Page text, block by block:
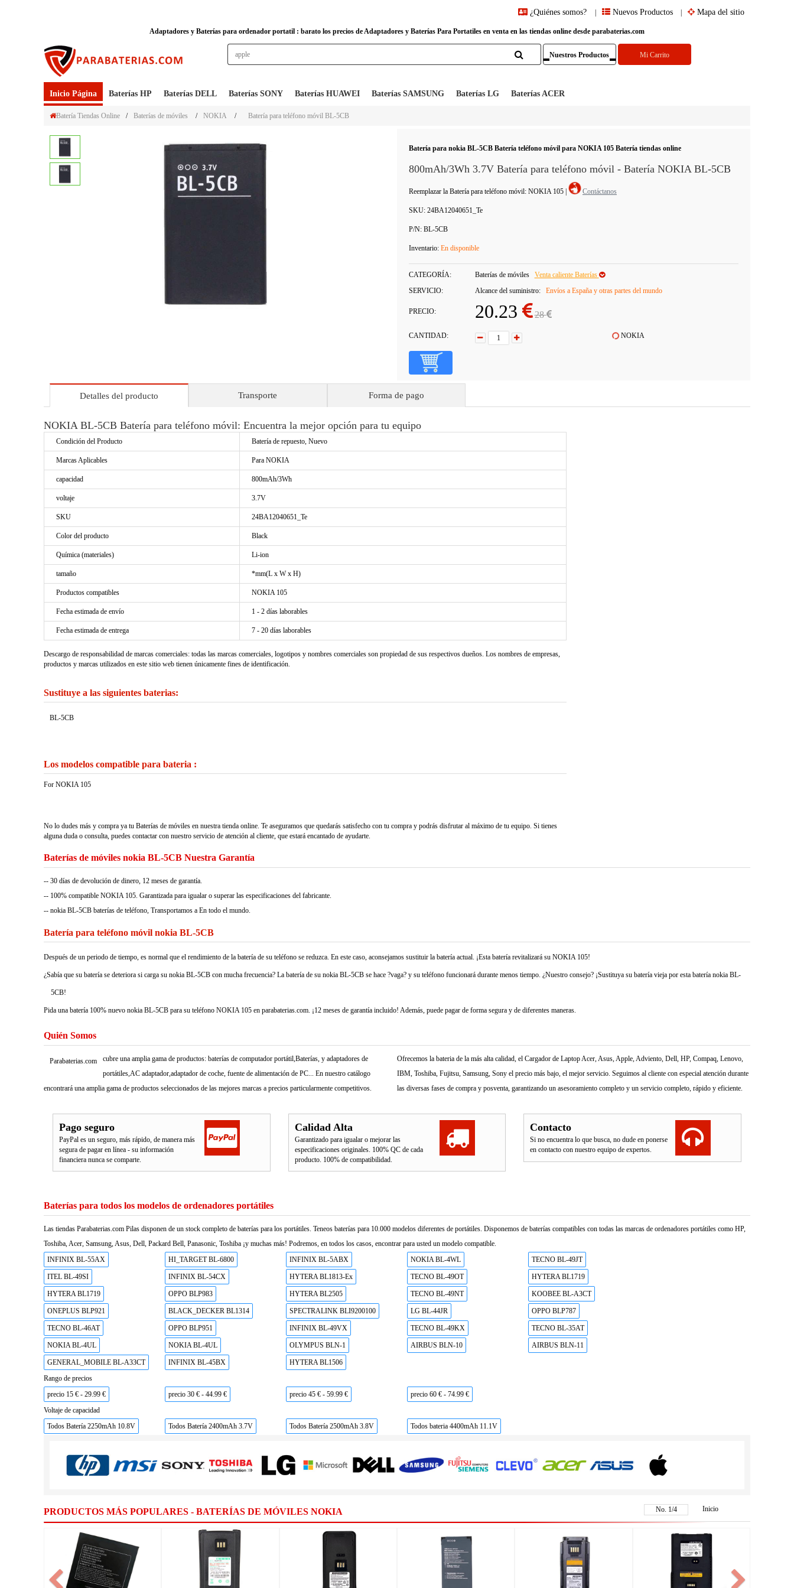
Mapa del sitio
Nuevos Productos
¿Quiénes somos?
Adaptadores y Baterías para ordenador portatil : barato los precios de Adaptadores y Baterías Para Portatiles en venta en las tiendas online desde parabaterias.com
Nuestros Productos Mi Carrito
Inicio Página Baterías HP Baterías DELL Baterías SONY Baterías HUAWEI Baterías SAMSUNG Baterías LG Baterías ACER
Batería Tiendas Online / Baterías de móviles / NOKIA / Batería para teléfono móvil BL-5CB
Batería para nokia BL-5CB Batería teléfono móvil para NOKIA 105 Batería tiendas online
800mAh/3Wh 3.7V Batería para teléfono móvil - Batería NOKIA BL-5CB
Reemplazar la Batería para teléfono móvil: NOKIA 105 Contáctanos
SKU: 24BA12040651_Te
P/N: BL-5CB
Inventario: En disponible
CATEGORÍA: Baterías de móviles
Venta caliente Baterías
SERVICIO:
Alcance del suministro: Envíos a España y otras partes del mundo
PRECIO: 20.23 28
CANTIDAD: NOKIA
Detalles del producto Transporte Forma de pago
NOKIA BL-5CB Batería para teléfono móvil: Encuentra la mejor opción para tu equipo
Condición del Producto Batería de repuesto, Nuevo
Marcas Aplicables Para NOKIA
capacidad 800mAh/3Wh
voltaje 3.7V
SKU 24BA12040651_Te
Color del producto Black
Química (materiales) Li-ion
tamaño *mm(L x W x H)
Productos compatibles NOKIA 105
Fecha estimada de envío 1 - 2 días laborables
Fecha estimada de entrega 7 - 20 días laborables
Descargo de responsabilidad de marcas comerciales: todas las marcas comerciales, logotipos y nombres comerciales son propiedad de sus respectivos dueños. Los nombres de empresas,
productos y marcas utilizados en este sitio web tienen únicamente fines de identificación.
Sustituye a las siguientes baterias:
BL-5CB
Los modelos compatible para bateria :
For NOKIA 105
No lo dudes más y compra ya tu Baterías de móviles en nuestra tienda online. Te aseguramos que quedarás satisfecho con tu compra y podrás disfrutar al máximo de tu equipo. Si tienes
alguna duda o consulta, puedes contactar con nuestro servicio de atención al cliente, que estará encantado de ayudarte.
Baterías de móviles nokia BL-5CB Nuestra Garantía
-- 30 días de devolución de dinero, 12 meses de garantía.
-- 100% compatible NOKIA 105. Garantizada para igualar o superar las especificaciones del fabricante.
-- nokia BL-5CB baterías de teléfono, Transportamos a En todo el mundo.
Batería para teléfono móvil nokia BL-5CB
Después de un periodo de tiempo, es normal que el rendimiento de la batería de su teléfono se reduzca. En este caso, aconsejamos sustituir la batería actual. ¡Esta batería revitalizará su NOKIA 105!
¿Sabía que su batería se deteriora si carga su nokia BL-5CB con mucha frecuencia? La batería de su nokia BL-5CB se hace ?vaga? y su teléfono funcionará durante menos tiempo. ¿Nuestro consejo? ¡Sustituya su batería vieja por esta batería nokia BL-
5CB!
Pida una batería 100% nuevo nokia BL-5CB para su teléfono NOKIA 105 en parabaterias.com. ¡12 meses de garantía incluido! Además, puede pagar de forma segura y de diferentes maneras.
Quién Somos
Parabaterias.com
cubre una amplia gama de productos: baterías de computador portátil,Baterías, y adaptadores de
portátiles,AC adaptador,adaptador de coche, fuente de alimentación de PC... En nuestro catálogo
encontrará una amplia gama de productos seleccionados de las mejores marcas a precios particularmente competitivos.
Ofrecemos la bateria de la más alta calidad, el Cargador de Laptop Acer, Asus, Apple, Adviento, Dell, HP, Compaq, Lenovo,
IBM, Toshiba, Fujitsu, Samsung, Sony el precio más bajo, el mejor servicio. Seguimos al cliente con especial atención durante
las diversas fases de compra y posventa, garantizando un asesoramiento completo y un servicio completo, rápido y eficiente.
Pago seguro
PayPal es un seguro, más rápido, de manera más
segura de pagar en línea - su información
financiera nunca se comparte.
Calidad Alta
Garantizado para igualar o mejorar las
especificaciones originales. 100% QC de cada
producto. 100% de compatibilidad.
Contacto
Si no encuentra lo que busca, no dude en ponerse
en contacto con nuestro equipo de expertos.
Baterías para todos los modelos de ordenadores portátiles
Las tiendas Parabaterias.com Pilas disponen de un stock completo de baterías para los portátiles. Teneos baterías para 10.000 modelos diferentes de portátiles. Disponemos de baterías compatibles con todas las marcas de ordenadores portátiles como HP,
Toshiba, Acer, Samsung, Asus, Dell, Packard Bell, Panasonic, Toshiba ¡y muchas más! Podremos, en todos los casos, encontrar para usted un modelo compatible.
INFINIX BL-55AX
HI_TARGET BL-6800 INFINIX BL-5ABX NOKIA BL-4WL TECNO BL-49JT
ITEL BL-49SI INFINIX BL-54CX HYTERA BL1813-Ex TECNO BL-49OT HYTERA BL1719
HYTERA BL1719 OPPO BLP983 HYTERA BL2505 TECNO BL-49NT KOOBEE BL-A3CT
ONEPLUS BLP921 BLACK_DECKER BL1314 SPECTRALINK BLI9200100 LG BL-44JR OPPO BLP787
TECNO BL-46AT OPPO BLP951 INFINIX BL-49VX TECNO BL-49KX TECNO BL-35AT
NOKIA BL-4UL NOKIA BL-4UL OLYMPUS BLN-1 AIRBUS BLN-10 AIRBUS BLN-11
GENERAL_MOBILE BL-A33CT INFINIX BL-45BX
HYTERA BL1506
Rango de precios
precio 15 € - 29.99 €
precio 30 € - 44.99 € precio 45 € - 59.99 €
precio 60 € - 74.99 €
Voltaje de capacidad
Todos Batería 2250mAh 10.8V
Todos Batería 2400mAh 3.7V Todos Batería 2500mAh 3.8V Todos bateria 4400mAh 11.1V
PRODUCTOS MÁS POPULARES - BATERÍAS DE MÓVILES NOKIA No. 1/4 Inicio